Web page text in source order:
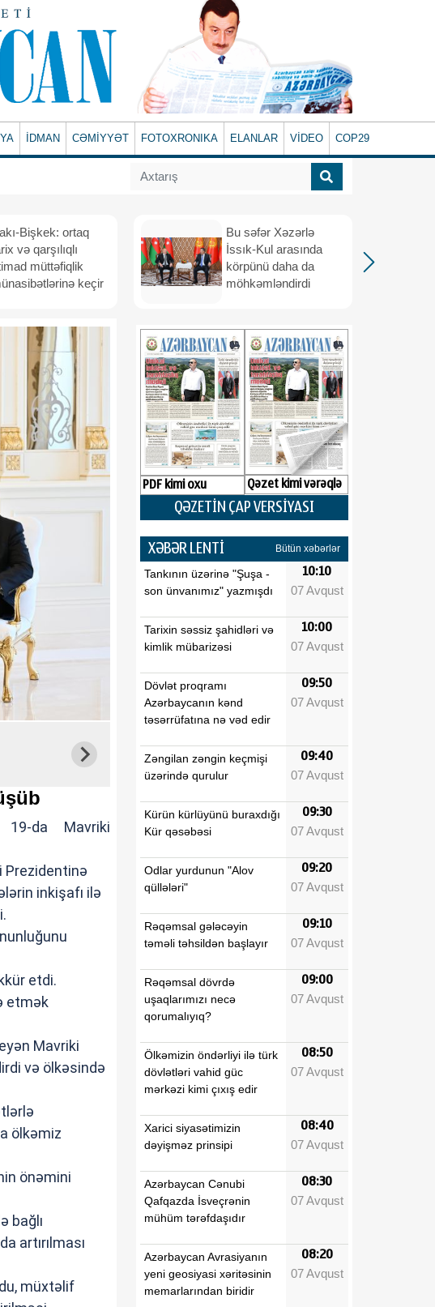
İDMAN CƏMİYYƏT FOTOXRONIKA ELANLAR VİDEO COP29
Bişkek: ortaq
və qarşılıqlı
müttəfiqlik
keçir
Bu səfər Xəzərlə
İssık-Kul arasında
körpünü daha da
möhkəmləndirdi
19-da Mavriki
Prezidentinə
inkişafı ilə
etdi.
etmək
Mavriki
və ölkəsində
ölkəmiz
önəmini
bağlı
artırılması
müxtəlif
PDF kimi oxu Qəzet kimi vərəqlə
QƏZETİN ÇAP VERSİYASI
XƏBƏR LENTİ Bütün xəbərlər
Tankının üzərinə "Şuşa -
son ünvanımız" yazmışdı
10:10
07 Avqust
Tarixin səssiz şahidləri və
kimlik mübarizəsi
10:00
07 Avqust
Dövlət proqramı
Azərbaycanın kənd
təsərrüfatına nə vəd edir
09:50
07 Avqust
Zəngilan zəngin keçmişi
üzərində qurulur
09:40
07 Avqust
Kürün kürlüyünü buraxdığı
Kür qəsəbəsi
09:30
07 Avqust
Odlar yurdunun "Alov
qüllələri"
09:20
07 Avqust
Rəqəmsal gələcəyin
təməli təhsildən başlayır
09:10
07 Avqust
Rəqəmsal dövrdə
uşaqlarımızı necə
qorumalıyıq?
09:00
07 Avqust
Ölkəmizin öndərliyi ilə türk
dövlətləri vahid güc
mərkəzi kimi çıxış edir
08:50
07 Avqust
Xarici siyasətimizin
dəyişməz prinsipi
08:40
07 Avqust
Azərbaycan Cənubi
Qafqazda İsveçrənin
mühüm tərəfdaşıdır
08:30
07 Avqust
Azərbaycan Avrasiyanın
yeni geosiyasi xəritəsinin
memarlarından biridir
08:20
07 Avqust